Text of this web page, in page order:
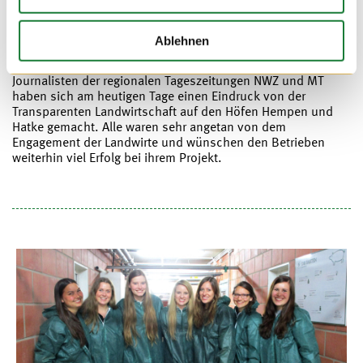
Ablehnen
Journalisten der regionalen Tageszeitungen NWZ und MT
haben sich am heutigen Tage einen Eindruck von der
Transparenten Landwirtschaft auf den Höfen Hempen und
Hatke gemacht. Alle waren sehr angetan von dem
Engagement der Landwirte und wünschen den Betrieben
weiterhin viel Erfolg bei ihrem Projekt.